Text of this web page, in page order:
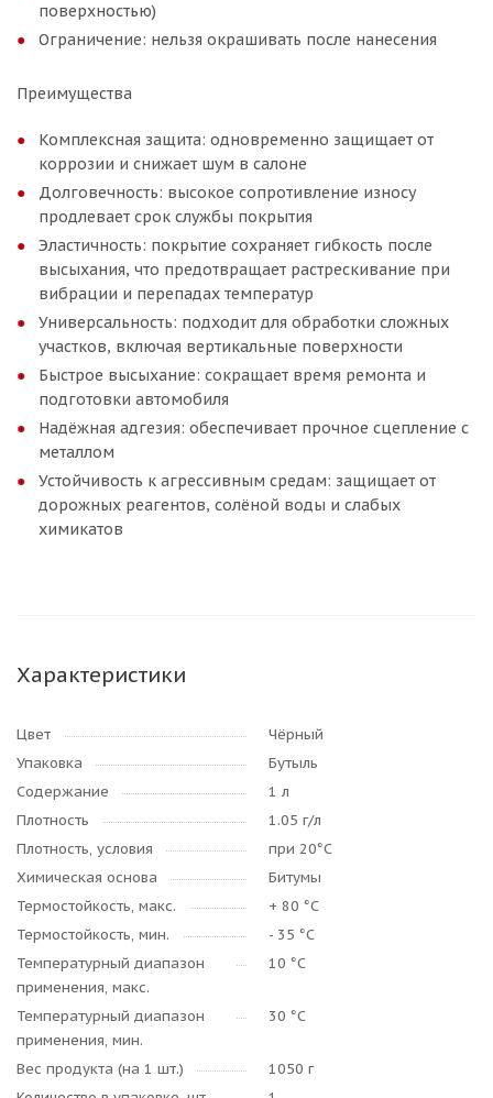
поверхностью)
Ограничение: нельзя окрашивать после нанесения
Преимущества
Комплексная защита: одновременно защищает от
коррозии и снижает шум в салоне
Долговечность: высокое сопротивление износу
продлевает срок службы покрытия
Эластичность: покрытие сохраняет гибкость после
высыхания, что предотвращает растрескивание при
вибрации и перепадах температур
Универсальность: подходит для обработки сложных
участков, включая вертикальные поверхности
Быстрое высыхание: сокращает время ремонта и
подготовки автомобиля
Надёжная адгезия: обеспечивает прочное сцепление с
металлом
Устойчивость к агрессивным средам: защищает от
дорожных реагентов, солёной воды и слабых
химикатов
Характеристики
Цвет
Чёрный
Упаковка
Бутыль
Содержание
1 л
Плотность
1.05 г/л
Плотность, условия
при 20°C
Химическая основа
Битумы
Термостойкость, макс.
+ 80 °C
Термостойкость, мин.
- 35 °C
Температурный диапазон
применения, макс.
10 °C
Температурный диапазон
применения, мин.
30 °C
Вес продукта (на 1 шт.)
1050 г